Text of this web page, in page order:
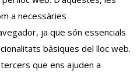
a necessàries
ja que són essencials
bàsiques del lloc web.
que ens ajuden a